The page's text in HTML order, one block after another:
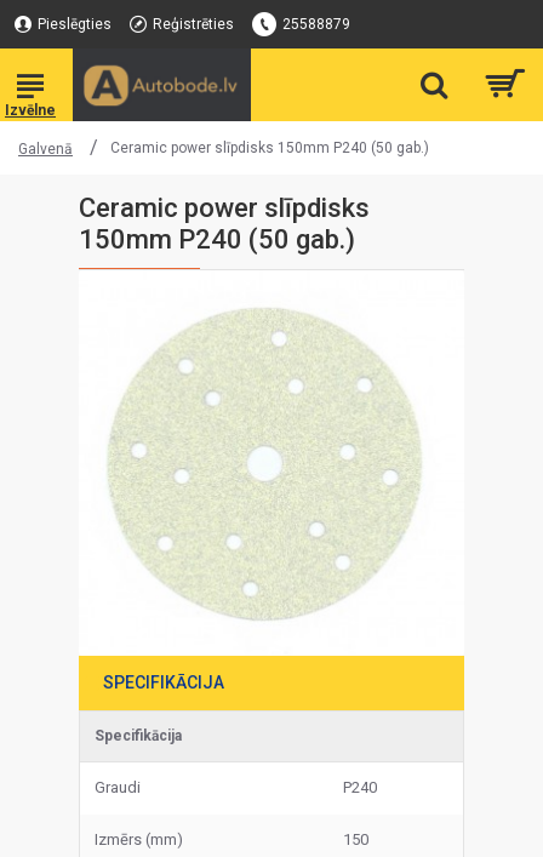
Pieslēgties Reģistrēties 25588879
Galvenā Ceramic power slīpdisks 150mm P240 (50 gab.)
Ceramic power slīpdisks
150mm P240 (50 gab.)
SPECIFIKĀCIJA
Specifikācija
Graudi P240
Izmērs (mm) 150